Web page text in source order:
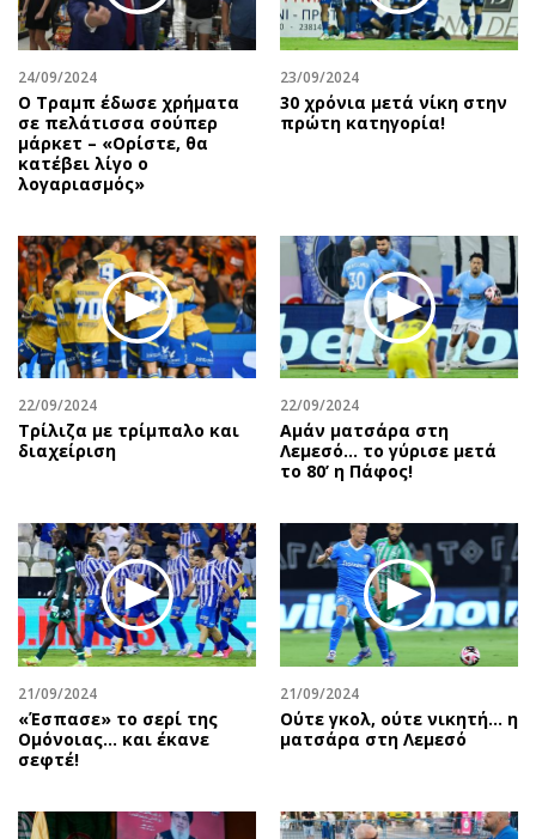
24/09/2024
Ο Τραμπ έδωσε χρήματα
σε πελάτισσα σούπερ
μάρκετ – «Ορίστε, θα
κατέβει λίγο ο
λογαριασμός»
23/09/2024
30 χρόνια μετά νίκη στην
πρώτη κατηγορία!
22/09/2024
Τρίλιζα με τρίμπαλο και
διαχείριση
22/09/2024
Αμάν ματσάρα στη
Λεμεσό… το γύρισε μετά
το 80’ η Πάφος!
21/09/2024
«Έσπασε» το σερί της
Ομόνοιας… και έκανε
σεφτέ!
21/09/2024
Ούτε γκολ, ούτε νικητή… η
ματσάρα στη Λεμεσό